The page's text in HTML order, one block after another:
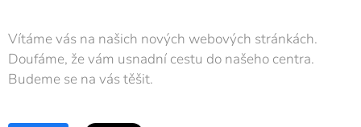
Vítáme vás na našich nových webových stránkách.
Doufáme, že vám usnadní cestu do našeho centra.
Budeme se na vás těšit.